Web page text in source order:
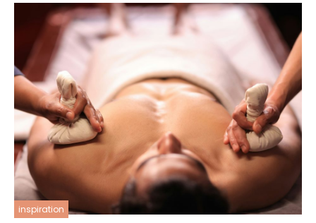
inspiration